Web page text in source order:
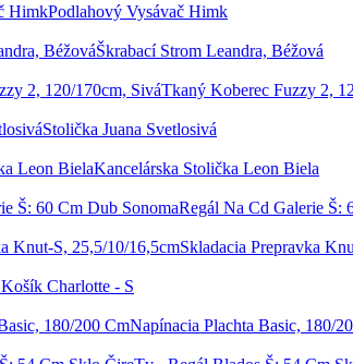
Podlahový Vysávač Himk
Škrabací Strom Leandra, Béžová
Tkaný Koberec Fuzzy 2,
Stolička Juana Svetlosivá
Kancelárska Stolička Leon Biela
Regál Na Cd Galerie Š:
Skladacia Prepravka
Košík Charlotte - S
Napínacia Plachta Basic, 180/